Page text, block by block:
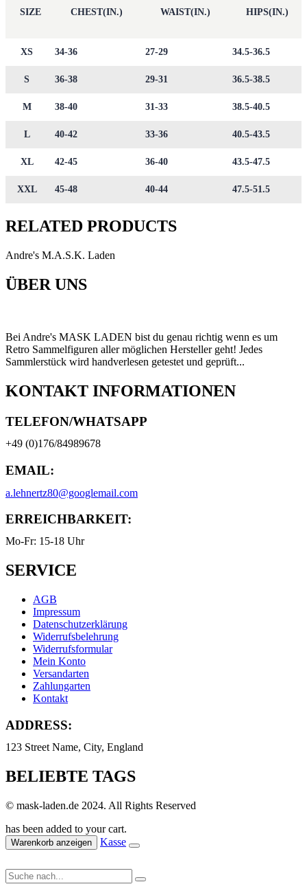
SIZE CHEST(IN.) WAIST(IN.) HIPS(IN.)
XS 34-36 27-29 34.5-36.5
S 36-38 29-31 36.5-38.5
M 38-40 31-33 38.5-40.5
L 40-42 33-36 40.5-43.5
XL 42-45 36-40 43.5-47.5
XXL 45-48 40-44 47.5-51.5
RELATED PRODUCTS
Andre's M.A.S.K. Laden
ÜBER UNS
Bei Andre's MASK LADEN bist du genau richtig wenn es um
Retro Sammelfiguren aller möglichen Hersteller geht! Jedes
Sammlerstück wird handverlesen getestet und geprüft...
KONTAKT INFORMATIONEN
TELEFON/WHATSAPP
+49 (0)176/84989678
EMAIL:
a.lehnertz80@googlemail.com
ERREICHBARKEIT:
Mo-Fr: 15-18 Uhr
SERVICE
AGB
Impressum
Datenschutzerklärung
Widerrufsbelehrung
Widerrufsformular
Mein Konto
Versandarten
Zahlungarten
Kontakt
ADDRESS:
123 Street Name, City, England
BELIEBTE TAGS
© mask-laden.de 2024. All Rights Reserved
has been added to your cart.
Warenkorb anzeigen Kasse